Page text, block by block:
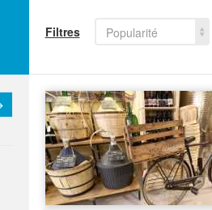
Filtres Popularité